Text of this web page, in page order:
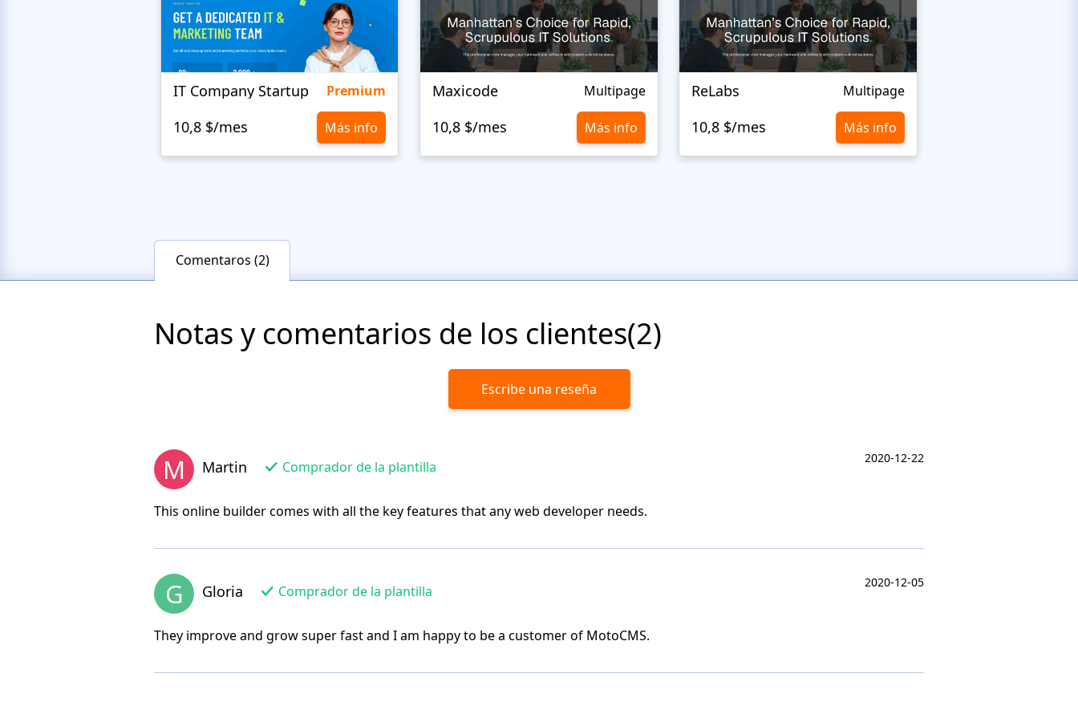
IT Company Startup Premium
10,8 $/mes Más info
Maxicode Multipage
10,8 $/mes Más info
ReLabs Multipage
10,8 $/mes Más info
Comentaros (2)
Notas y comentarios de los clientes(2)
Escribe una reseña
M Martin Comprador de la plantilla
2020-12-22
This online builder comes with all the key features that any web developer needs.
G Gloria Comprador de la plantilla
2020-12-05
They improve and grow super fast and I am happy to be a customer of MotoCMS.